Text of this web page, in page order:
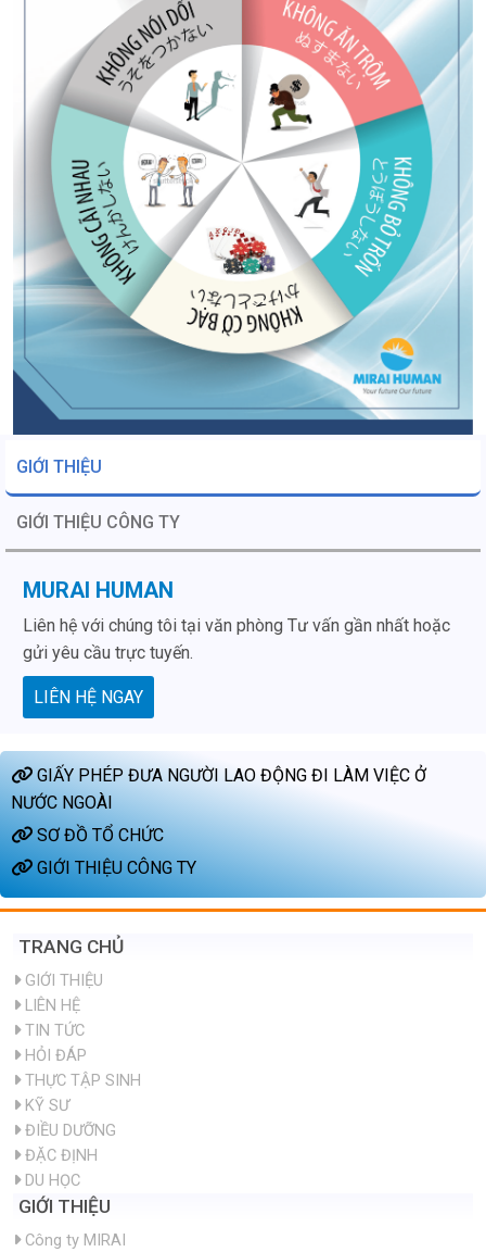
GIỚI THIỆU
GIỚI THIỆU CÔNG TY
MURAI HUMAN
Liên hệ với chúng tôi tại văn phòng Tư vấn gần nhất hoặc
gửi yêu cầu trực tuyến.
LIÊN HỆ NGAY
GIẤY PHÉP ĐƯA NGƯỜI LAO ĐỘNG ĐI LÀM VIỆC Ở
NƯỚC NGOÀI
SƠ ĐỒ TỔ CHỨC
GIỚI THIỆU CÔNG TY
TRANG CHỦ
GIỚI THIỆU
LIÊN HỆ
TIN TỨC
HỎI ĐÁP
THỰC TẬP SINH
KỸ SƯ
ĐIỀU DƯỠNG
ĐẶC ĐỊNH
DU HỌC
GIỚI THIỆU
Công ty MIRAI